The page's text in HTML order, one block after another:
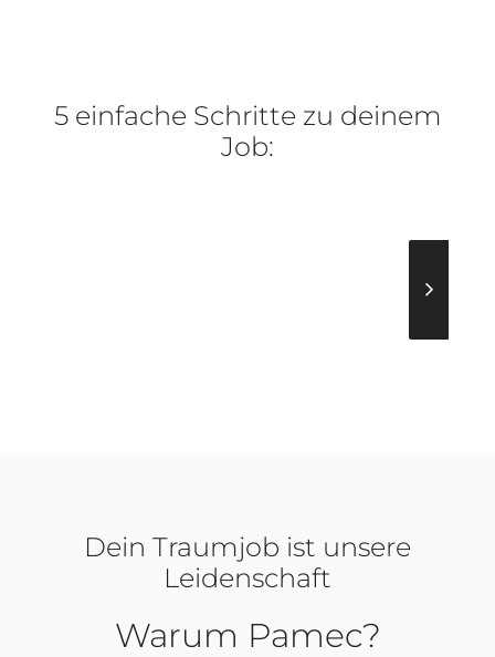
5 einfache Schritte zu deinem
Job:
Dein Traumjob ist unsere
Leidenschaft
Warum Pamec?